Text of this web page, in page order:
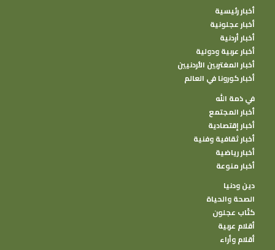
أخبار رئيسية
أخبار عجلونية
أخبار أردنية
أخبار عربية ودولية
أخبار المغتربين الأردنيين
أخبار كورونا في العالم
في ذمة الله
أخبار المجتمع
أخبار إقتصادية
أخبار ثقافية وفنية
أخبار رياضية
أخبار منوعة
دين ودنيا
الصحة والحياة
كتًاب عجلون
أقلام عربية
أقلام وأراء